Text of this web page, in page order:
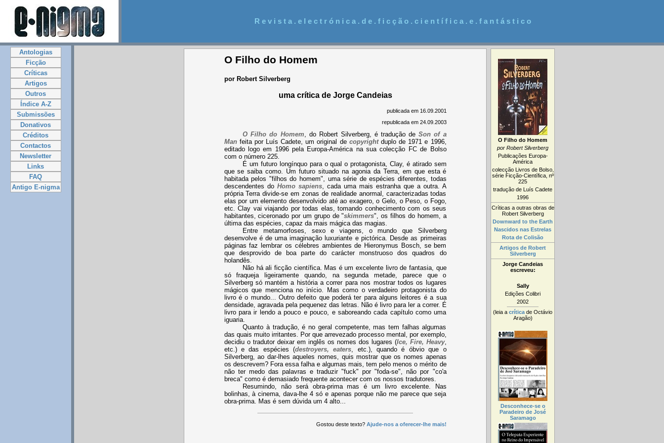
R e v i s t a . e l e c t r ó n i c a . d e . f i c ç ã o . c i e n t í f i c a . e . f a n t á s t i c o
Antologias
Ficção
Críticas
Artigos
Outros
Índice A-Z
Submissões
Donativos
Créditos
Contactos
Newsletter
Links
FAQ
Antigo E-nigma
O Filho do Homem
por Robert Silverberg
uma crítica de Jorge Candeias
publicada em 16.09.2001
republicada em 24.09.2003
O Filho do Homem , do Robert Silverberg, é tradução deSon of a
Manfeita por Luís Cadete, um original de copyrightduplo de 1971 e 1996,
editado logo em 1996 pela Europa-América na sua colecção FC de Bolso
com o número 225.
É um futuro longínquo para o qual o protagonista, Clay, é atirado sem
que se saiba como. Um futuro situado na agonia da Terra, em que esta é
habitada pelos "filhos do homem", uma série de espécies diferentes, todas
descendentes do Homo sapiens, cada uma mais estranha que a outra. A
própria Terra divide-se em zonas de realidade anormal, caracterizadas todas
elas por um elemento desenvolvido até ao exagero, o Gelo, o Peso, o Fogo,
etc. Clay vai viajando por todas elas, tomando conhecimento com os seus
habitantes, ciceronado por um grupo de "skimmers", os filhos do homem, a
última das espécies, capaz da mais mágica das magias.
Entre metamorfoses, sexo e viagens, o mundo que Silverberg
desenvolve é de uma imaginação luxuriante e pictórica. Desde as primeiras
páginas faz lembrar os célebres ambientes de Hieronymus Bosch, se bem
que desprovido de boa parte do carácter monstruoso dos quadros do
holandês.
Não há ali ficção científica. Mas é um excelente livro de fantasia, que
só fraqueja ligeiramente quando, na segunda metade, parece que o
Silverberg só mantém a história a correr para nos mostrar todos os lugares
mágicos que menciona no início. Mas como o verdadeiro protagonista do
livro é o mundo... Outro defeito que poderá ter para alguns leitores é a sua
densidade, agravada pela pequenez das letras. Não é livro para ler a correr. É
livro para ir lendo a pouco e pouco, e saboreando cada capítulo como uma
iguaria.
Quanto à tradução, é no geral competente, mas tem falhas algumas
das quais muito irritantes. Por que arrevezado processo mental, por exemplo,
decidiu o tradutor deixar em inglês os nomes dos lugares (Ice, Fire, Heavy,
etc.) e das espécies (destroyers, eaters , etc.), quando é óbvio que o
Silverberg, ao dar-lhes aqueles nomes, quis mostrar que os nomes apenas
os descrevem? Fora essa falha e algumas mais, tem pelo menos o mérito de
não ter medo das palavras e traduzir "fuck" por "foda-se", não por "co'a
breca" como é demasiado frequente acontecer com os nossos tradutores.
Resumindo, não será obra-prima mas é um livro excelente. Nas
bolinhas, à cinema, dava-lhe 4 só e apenas porque não me parece que seja
obra-prima. Mas é sem dúvida um 4 alto...
Gostou deste texto? Ajude-nos a oferecer-lhe mais!
O Filho do Homem
por Robert Silverberg
Publicações Europa-
América
colecção Livros de Bolso,
série Ficção-Científica, nº
225
tradução de Luís Cadete
1996
Críticas a outras obras de
Robert Silverberg
Downward to the Earth
Nascidos nas Estrelas
Rota de Colisão
Artigos de Robert
Silverberg
Jorge Candeias
escreveu:
Sally
Edições Colibri
2002
(leia a crítica de Octávio
Aragão)
Desconhece-se o
Paradeiro de José
Saramago